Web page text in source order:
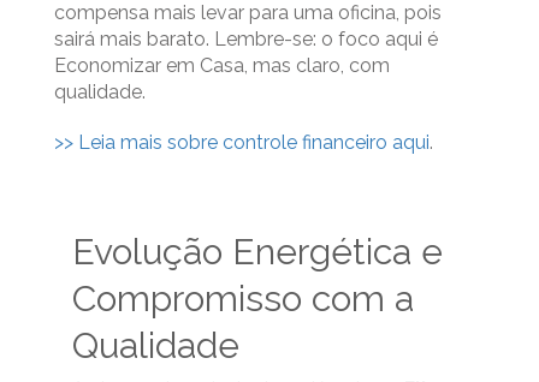
compensa mais levar para uma oficina, pois
sairá mais barato. Lembre-se: o foco aqui é
Economizar em Casa, mas claro, com
qualidade.
>> Leia mais sobre controle financeiro aqui.
Evolução Energética e
Compromisso com a
Qualidade